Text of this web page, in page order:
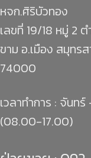
หจก.ศิริบัวทอง
เลขที่ 19/18 หมู่ 2
ขาม อ.เมือง สมุทร
74000
เวลาทำการ : จันทร์
(08.00-17.00)